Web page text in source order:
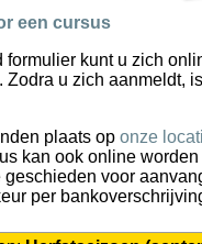
een cursus
formulier kunt u zich
Zodra u zich aanmeldt,
plaats op onze
kan ook online
geschieden voor
per